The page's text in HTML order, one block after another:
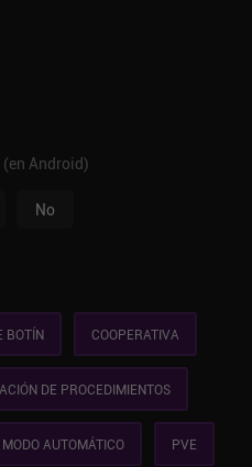
(en Android)
No
BOTÍN COOPERATIVA
DE PROCEDIMIENTOS
MODO AUTOMÁTICO PVE